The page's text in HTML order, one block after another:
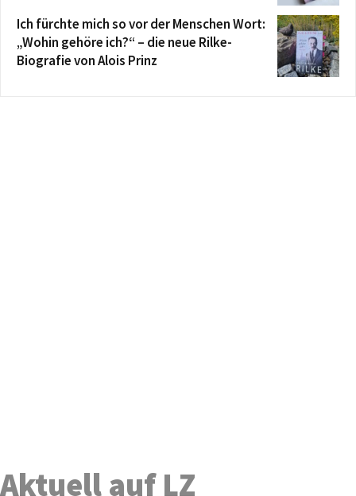
Ich fürchte mich so vor der Menschen Wort:
„Wohin gehöre ich?“ – die neue Rilke-
Biografie von Alois Prinz
Aktuell auf LZ